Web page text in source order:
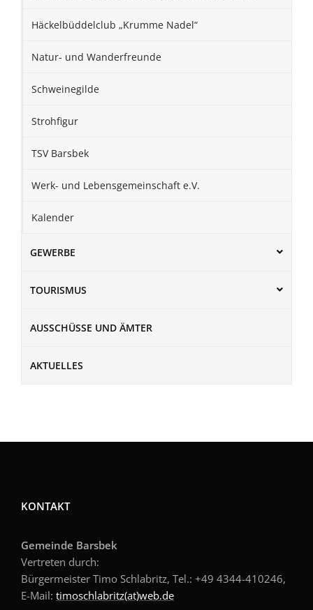
Häckelbüddelclub „Krumme Nadel“
Natur- und Wanderfreunde
Schweinegilde
Strohfigur
TSV Barsbek
Werk- und Lebensgemeinschaft e.V.
Kalender
GEWERBE
TOURISMUS
AUSSCHÜSSE UND ÄMTER
AKTUELLES
KONTAKT
Gemeinde Barsbek
Vertreten durch:
Bürgermeister Timo Schlabritz, Tel.: +49 4344-410246,
E-Mail: timoschlabritz(at)web.de